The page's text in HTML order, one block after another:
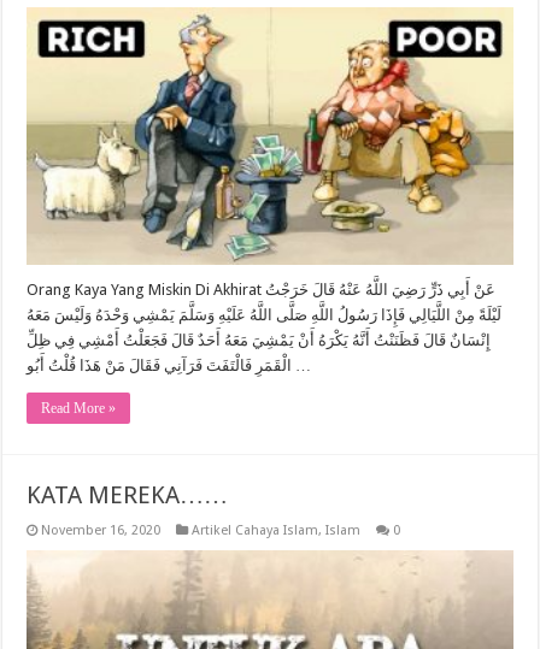
Orang Kaya Yang Miskin Di Akhirat عَنْ أَبِي ذَرٍّ رَضِيَ اللَّهُ عَنْهُ قَالَ خَرَجْتُ
لَيْلَةً مِنْ اللَّيَالِي فَإِذَا رَسُولُ اللَّهِ صَلَّى اللَّهُ عَلَيْهِ وَسَلَّمَ يَمْشِي وَحْدَهُ وَلَيْسَ مَعَهُ
إِنْسَانٌ قَالَ فَظَنَنْتُ أَنَّهُ يَكْرَهُ أَنْ يَمْشِيَ مَعَهُ أَحَدٌ قَالَ فَجَعَلْتُ أَمْشِي فِي ظِلِّ
الْقَمَرِ فَالْتَفَتَ فَرَآنِي فَقَالَ مَنْ هَذَا قُلْتُ أَبُو …
Read More »
KATA MEREKA……
November 16, 2020 Artikel Cahaya Islam,Islam 0